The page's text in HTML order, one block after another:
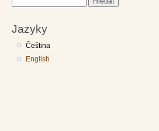
Jazyky
Čeština
English